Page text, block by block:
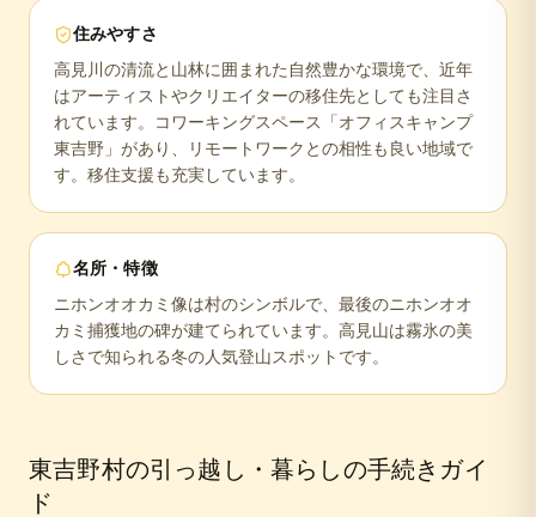
住みやすさ
高見川の清流と山林に囲まれた自然豊かな環境で、近年
はアーティストやクリエイターの移住先としても注目さ
れています。コワーキングスペース「オフィスキャンプ
東吉野」があり、リモートワークとの相性も良い地域で
す。移住支援も充実しています。
名所・特徴
ニホンオオカミ像は村のシンボルで、最後のニホンオオ
カミ捕獲地の碑が建てられています。高見山は霧氷の美
しさで知られる冬の人気登山スポットです。
東吉野村の引っ越し・暮らしの手続きガイ
ド